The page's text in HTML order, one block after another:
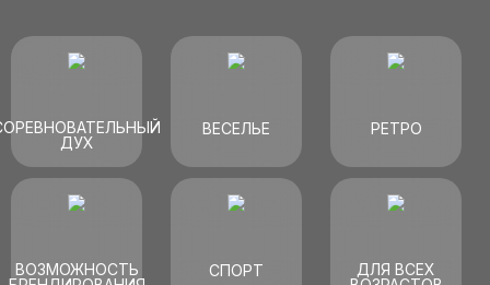
ДУХ
ВЕСЕЛЬЕ РЕТРО
ВОЗМОЖНОСТЬ
СПОРТ
ДЛЯ ВСЕХ